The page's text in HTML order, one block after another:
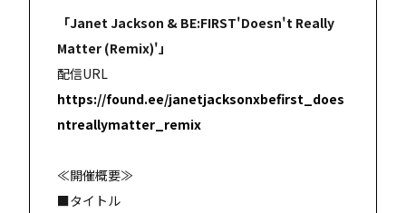
「Janet Jackson & BE:FIRST'Doesn't Really
Matter (Remix)'」
配信URL
https://found.ee/janetjacksonxbefirst_does
ntreallymatter_remix
≪開催概要≫
■タイトル